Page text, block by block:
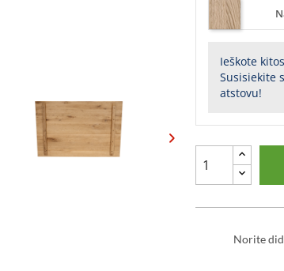
Ieškote
Susisiekite
atstovu!
Norite